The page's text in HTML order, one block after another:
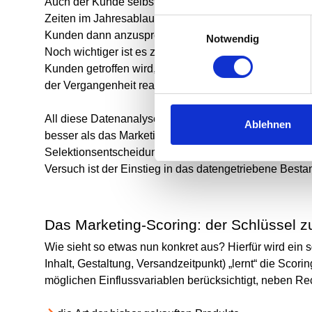
Notwendig
Ablehnen
Zeiten im Jahresablauf, an denen ein bestimmter
Kunden dann anzusprechen, wenn ihre
Noch wichtiger ist es zu wissen, welcher Art das
Kunden getroffen wird, desto besser sind die
der Vergangenheit reagiert
All diese Datenanalysen garantieren natürlich nicht,
besser als das Marketing „per Gießkanne“, bei dem
Selektionsentscheidungen auf Basis subjektiver
Versuch ist der Einstieg in das datengetriebene
Das Marketing-Scoring: der Schlüssel
Wie sieht so etwas nun konkret aus? Hierfür wird ein
Inhalt, Gestaltung, Versandzeitpunkt) „lernt“ die
möglichen Einflussvariablen berücksichtigt, neben